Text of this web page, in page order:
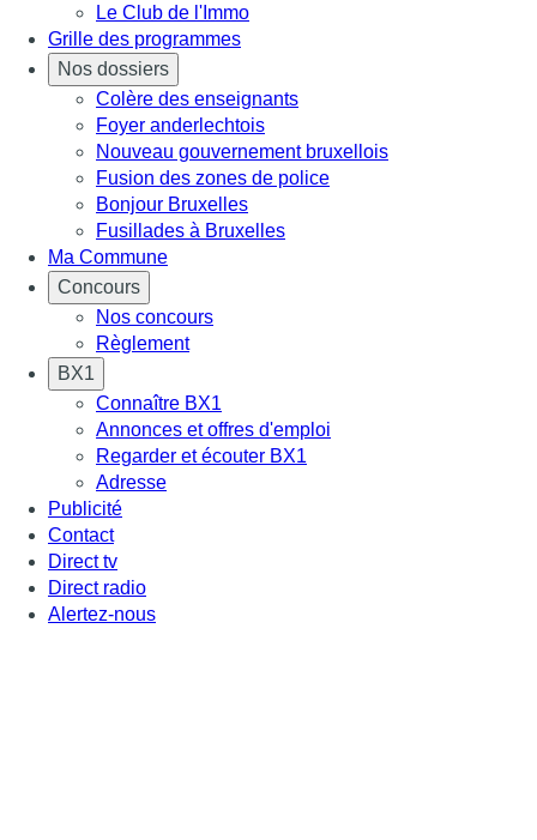
Le Club de l'Immo
Grille des programmes
Nos dossiers
Colère des enseignants
Foyer anderlechtois
Nouveau gouvernement bruxellois
Fusion des zones de police
Bonjour Bruxelles
Fusillades à Bruxelles
Ma Commune
Concours
Nos concours
Règlement
BX1
Connaître BX1
Annonces et offres d'emploi
Regarder et écouter BX1
Adresse
Publicité
Contact
Direct tv
Direct radio
Alertez-nous